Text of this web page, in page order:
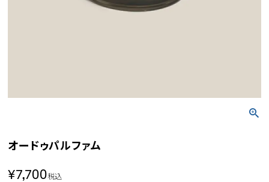
オードゥパルファム
¥7,700税込